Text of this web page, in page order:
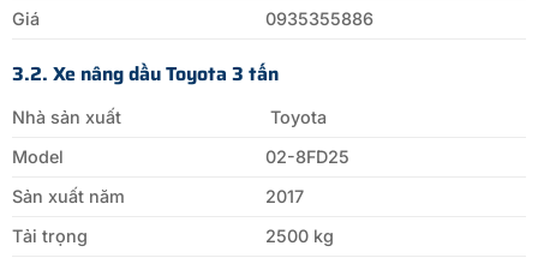
Giá
0935355886
3.2. Xe nâng dầu Toyota 3 tấn
Nhà sản xuất
Toyota
Model
02-8FD25
Sản xuất năm
2017
Tải trọng
2500 kg